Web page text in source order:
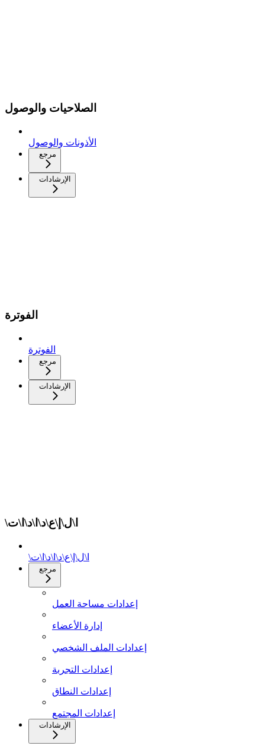
الصلاحيات والوصول
الأذونات والوصول
مرجع
الإرشادات
الفوترة
الفوترة
مرجع
الإرشادات
\ا\ل\إ\ع\د\ا\د\ا\ت
\ا\ل\إ\ع\د\ا\د\ا\ت
مرجع
إعدادات مساحة العمل
إدارة الأعضاء
إعدادات الملف الشخصي
إعدادات التجربة
إعدادات النطاق
إعدادات المجتمع
الإرشادات